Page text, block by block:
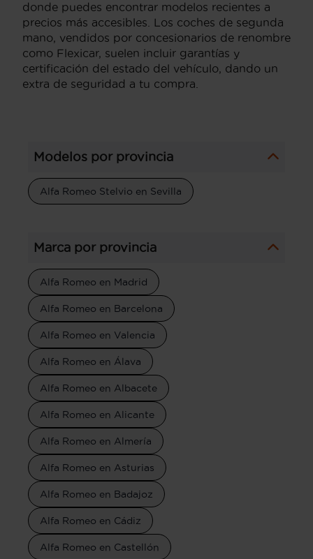
donde puedes encontrar modelos recientes a
precios más accesibles. Los coches de segunda
mano, vendidos por concesionarios de renombre
como Flexicar, suelen incluir garantías y
certificación del estado del vehículo, dando un
extra de seguridad a tu compra.
Modelos por provincia
Alfa Romeo Stelvio en Sevilla
Marca por provincia
Alfa Romeo en Madrid
Alfa Romeo en Barcelona
Alfa Romeo en Valencia
Alfa Romeo en Álava
Alfa Romeo en Albacete
Alfa Romeo en Alicante
Alfa Romeo en Almería
Alfa Romeo en Asturias
Alfa Romeo en Badajoz
Alfa Romeo en Cádiz
Alfa Romeo en Castellón